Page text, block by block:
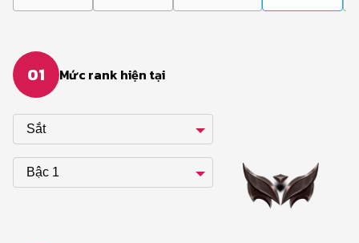
01 Mức rank hiện tại
Sắt
Bậc 1